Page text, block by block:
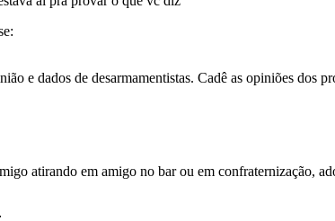
e dados de desarmamentistas. Cadê as opiniões dos
atirando em amigo no bar ou em confraternização,